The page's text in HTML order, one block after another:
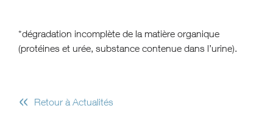
*dégradation incomplète de la matière organique
(protéines et urée, substance contenue dans l’urine).
« Retour à Actualités